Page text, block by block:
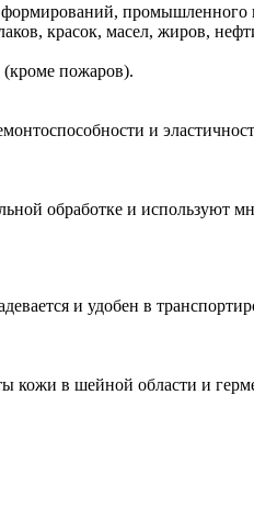
промышленного
красок, масел, жиров,
пожаров).
и
обработке и используют
и удобен в
кожи в шейной области и